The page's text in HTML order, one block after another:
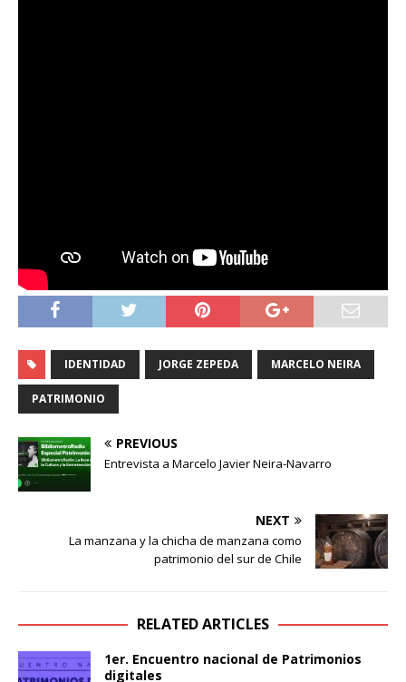
IDENTIDAD JORGE ZEPEDA MARCELO NEIRA
PATRIMONIO
PREVIOUS
Entrevista a Marcelo Javier Neira-Navarro
NEXT
La manzana y la chicha de manzana como
patrimonio del sur de Chile
RELATED ARTICLES
1er. Encuentro nacional de Patrimonios
digitales